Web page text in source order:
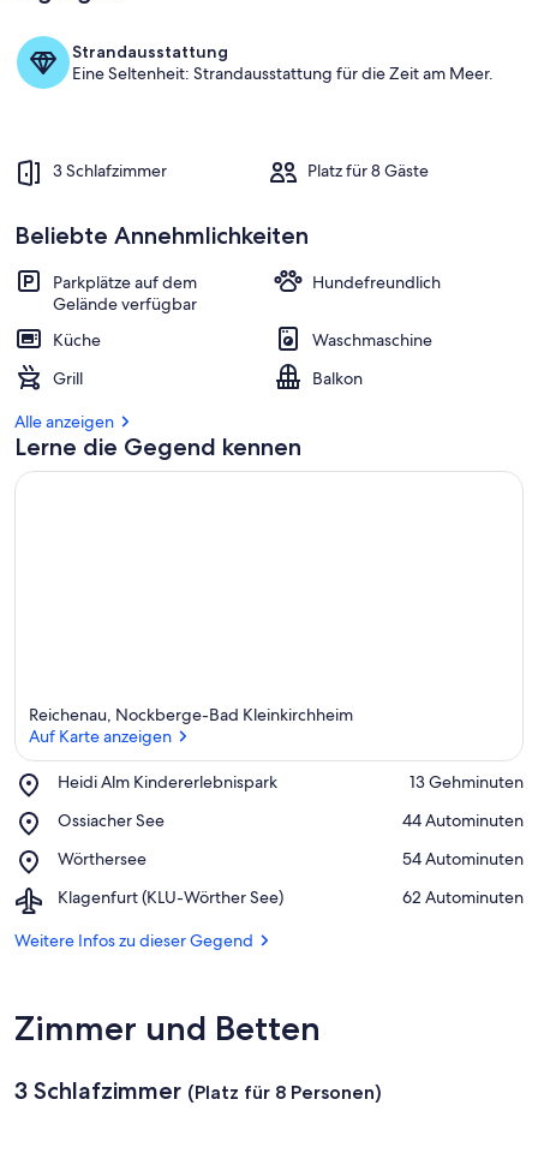
Moschelitzen und Falkert
Strandausstattung
Eine Seltenheit: Strandausstattung für die Zeit am Meer.
3 Schlafzimmer Platz für 8 Gäste
Beliebte Annehmlichkeiten
Parkplätze auf dem
Gelände verfügbar
Hundefreundlich
Küche
Waschmaschine
Grill
Balkon
Alle anzeigen
Lerne die Gegend kennen
Reichenau, Nockberge-Bad Kleinkirchheim
Auf Karte anzeigen
Heidi Alm Kindererlebnispark
Place,
Alm
‪13 Gehminuten‬
Ossiacher See
Place,
See
‪44 Autominuten‬
Wörthersee
Place,
‪54 Autominuten‬
Klagenfurt (KLU-Wörther See)
Airport,
(KLU-
‪62 Autominuten‬
Weitere Infos zu dieser Gegend
Zimmer und Betten
3 Schlafzimmer (Platz für 8 Personen)